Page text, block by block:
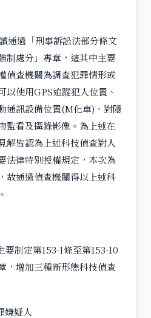
通過「刑事訴訟法部分條文
制處分」專章，這其中主要
偵查機關為調查犯罪情形或
以使用GPS追蹤犯人位置、
通訊設備位置(M化車)、對隱
監看及攝錄影像。為上述在
解皆認為上述科技偵查對人
法律特別授權規定，本次為
故通過偵查機關得以上述科
制定第153-1條至第153-10
，增加三種新形態科技偵查
嫌疑人